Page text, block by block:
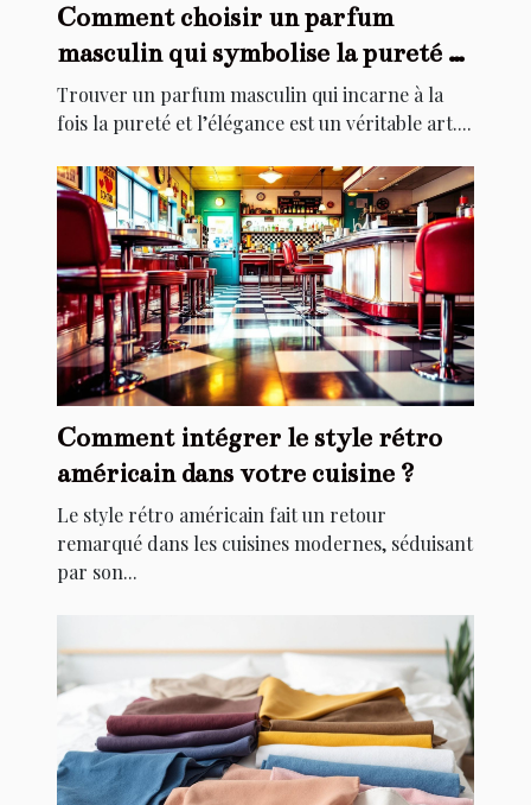
Comment choisir un parfum
masculin qui symbolise la pureté et
l'élégance ?
Trouver un parfum masculin qui incarne à la
fois la pureté et l’élégance est un véritable art....
Comment intégrer le style rétro
américain dans votre cuisine ?
Le style rétro américain fait un retour
remarqué dans les cuisines modernes, séduisant
par son...